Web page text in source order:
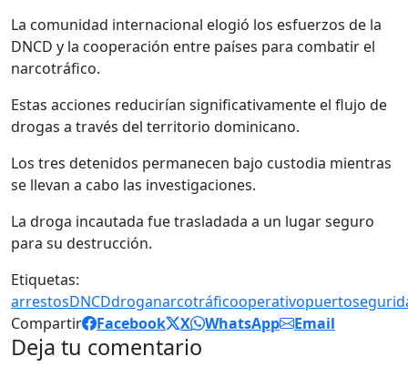
La comunidad internacional elogió los esfuerzos de la
DNCD y la cooperación entre países para combatir el
narcotráfico.
Estas acciones reducirían significativamente el flujo de
drogas a través del territorio dominicano.
Los tres detenidos permanecen bajo custodia mientras
se llevan a cabo las investigaciones.
La droga incautada fue trasladada a un lugar seguro
para su destrucción.
Etiquetas:
arrestosDNCDdroganarcotráficooperativopuerto
Compartir
Facebook X WhatsApp Email
Deja tu comentario